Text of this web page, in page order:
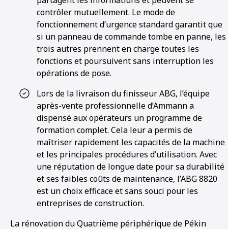
contrôler mutuellement. Le mode de
fonctionnement d’urgence standard garantit que
si un panneau de commande tombe en panne, les
trois autres prennent en charge toutes les
fonctions et poursuivent sans interruption les
opérations de pose.
Lors de la livraison du finisseur ABG, l’équipe
après-vente professionnelle d’Ammann a
dispensé aux opérateurs un programme de
formation complet. Cela leur a permis de
maîtriser rapidement les capacités de la machine
et les principales procédures d’utilisation. Avec
une réputation de longue date pour sa durabilité
et ses faibles coûts de maintenance, l’ABG 8820
est un choix efficace et sans souci pour les
entreprises de construction.
La rénovation du Quatrième périphérique de Pékin